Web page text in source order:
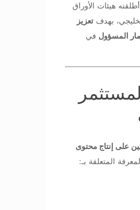
هيئات الأوراق
بهدف تعزيز
المسؤول في
على إنتاج محتوى
المتعلقة بـ: